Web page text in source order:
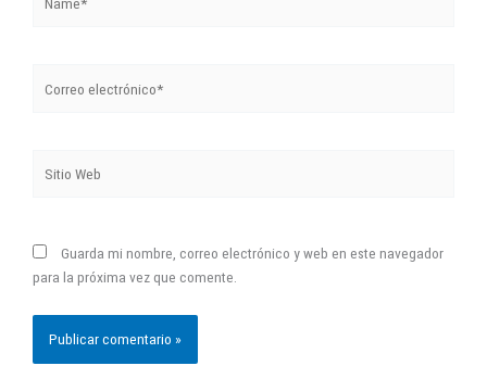
electrónico*
Web
Guarda mi nombre, correo electrónico y web en este navegador
para la próxima vez que comente.